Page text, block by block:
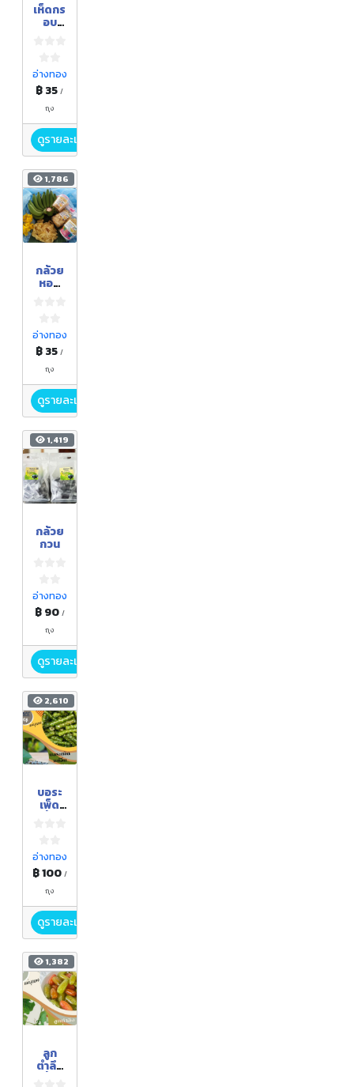
เห็ดกร
อบ
อ่างทอง
฿ 35/
ถุง
ดูรายละเอียด
1,786
กล้วย
หอม
อ่างทอง
฿ 35/
ถุง
ดูรายละเอียด
1,419
กล้วย
กวน
อ่างทอง
฿ 90 /
ถุง
ดูรายละเอียด
2,610
บอระ
เพ็ด
อ่างทอง
฿ 100 /
ถุง
ดูรายละเอียด
1,382
ลูก
ตำลึง